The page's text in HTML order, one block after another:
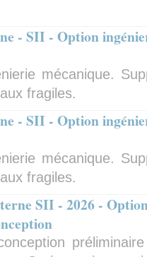
- SII - Option
mécanique.
fragiles.
- SII - Option
mécanique.
fragiles.
SII - 2026 -